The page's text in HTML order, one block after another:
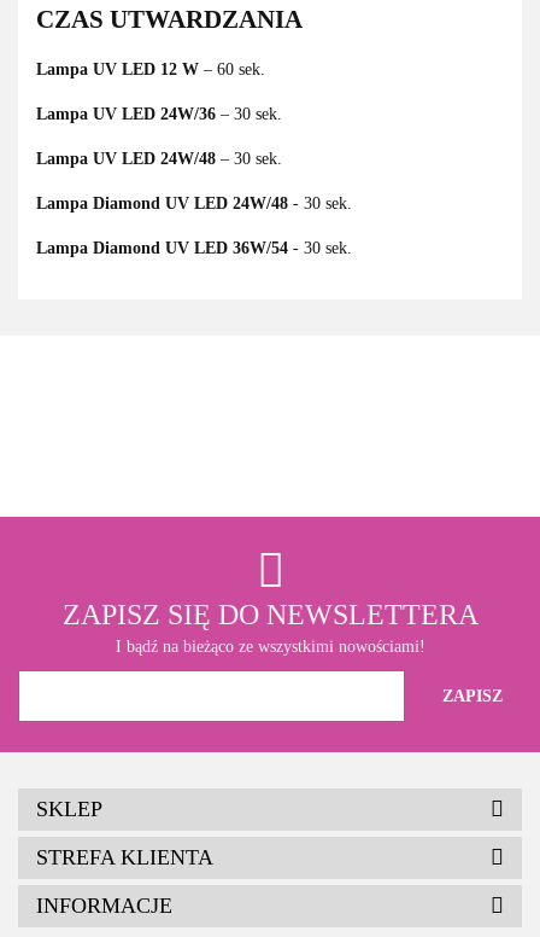
CZAS UTWARDZANIA
Lampa UV LED 12 W – 60 sek.
Lampa UV LED 24W/36 – 30 sek.
Lampa UV LED 24W/48 – 30 sek.
Lampa Diamond UV LED 24W/48 - 30 sek.
Lampa Diamond UV LED 36W/54 - 30 sek.
ZAPISZ SIĘ DO NEWSLETTERA
I bądź na bieżąco ze wszystkimi nowościami!
SKLEP
STREFA KLIENTA
INFORMACJE